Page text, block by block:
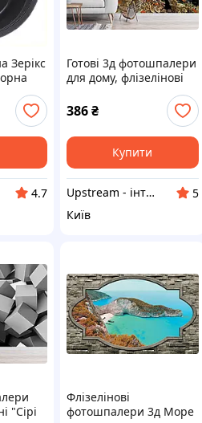
Зерікс
4.7
Готові 3д фотошпалери
для дому, флізелінові
малюнком "Корали"
386₴
Купити
Upstream - інтернет-магазин домашнього декору
5
Київ
"Сірі
Флізелінові
фотошпалери 3д Море